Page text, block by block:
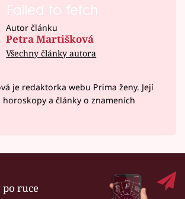
Failed to fetch
Autor článku
Petra Martišková
Všechny články autora
je redaktorka webu Prima ženy. Její
a články o znameních
ruce